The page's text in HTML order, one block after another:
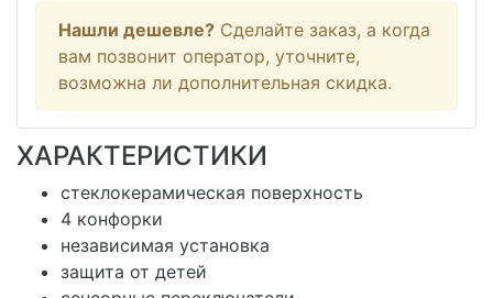
Нашли дешевле? Сделайте заказ, а когда
вам позвонит оператор, уточните,
возможна ли дополнительная скидка.
ХАРАКТЕРИСТИКИ
стеклокерамическая поверхность
4 конфорки
независимая установка
защита от детей